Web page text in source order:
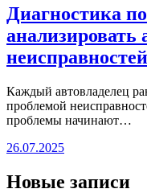
Диагностика
Каждый автовладелец
проблемой
проблемы начинают…
26.07.2025
Новые записи